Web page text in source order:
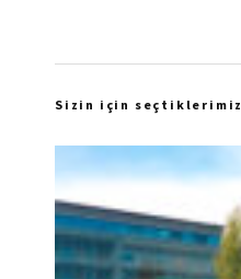
Sizin için seçtiklerimiz